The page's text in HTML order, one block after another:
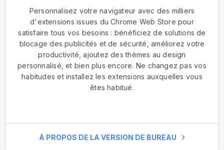
Personnalisez votre navigateur avec des milliers
d'extensions issues du Chrome Web Store pour
satisfaire tous vos besoins : bénéficiez de solutions de
blocage des publicités et de sécurité, améliorez votre
productivité, ajoutez des thèmes au design
personnalisé, et bien plus encore. Ne changez pas vos
habitudes et installez les extensions auxquelles vous
êtes habitué.
À PROPOS DE LA VERSION DE BUREAU